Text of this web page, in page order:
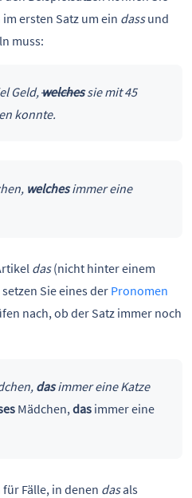
ersten Satz um ein dassund
muss:
Geld,welchessie mit 45
konnte.
welchesimmer eine
das(nicht hinter einem
Sie eines der Pronomen
nach, ob der Satz immer noch
dasimmer eine Katze
Mädchen,dasimmer eine
Fälle, in denen dasals